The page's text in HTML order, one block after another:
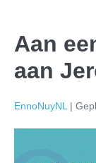
Aan
aan
EnnoNuyNL |